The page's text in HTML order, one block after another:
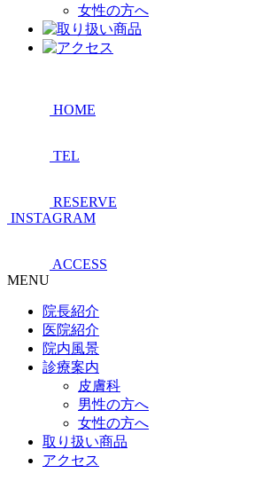
女性の方へ
HOME
TEL
RESERVE
INSTAGRAM
ACCESS
MENU
院長紹介
医院紹介
院内風景
診療案内
皮膚科
男性の方へ
女性の方へ
取り扱い商品
アクセス